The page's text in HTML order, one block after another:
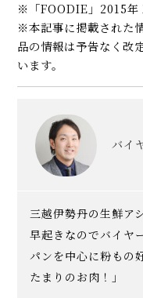
※「FOODIE」2015年
※本記事に掲載された
品の情報は予告なく改
います。
バイ
三越伊勢丹の生鮮ア
早起きなのでバイヤ
パンを中心に粉もの
たまりのお肉！」